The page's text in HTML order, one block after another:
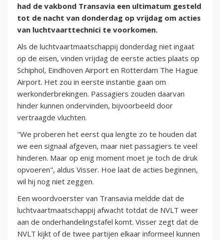
had de vakbond Transavia een ultimatum gesteld
tot de nacht van donderdag op vrijdag om acties
van luchtvaarttechnici te voorkomen.
Als de luchtvaartmaatschappij donderdag niet ingaat
op de eisen, vinden vrijdag de eerste acties plaats op
Schiphol, Eindhoven Airport en Rotterdam The Hague
Airport. Het zou in eerste instantie gaan om
werkonderbrekingen. Passagiers zouden daarvan
hinder kunnen ondervinden, bijvoorbeeld door
vertraagde vluchten.
"We proberen het eerst qua lengte zo te houden dat
we een signaal afgeven, maar niet passagiers te veel
hinderen. Maar op enig moment moet je toch de druk
opvoeren", aldus Visser. Hoe laat de acties beginnen,
wil hij nog niet zeggen.
Een woordvoerster van Transavia meldde dat de
luchtvaartmaatschappij afwacht totdat de NVLT weer
aan de onderhandelingstafel komt. Visser zegt dat de
NVLT kijkt of de twee partijen elkaar informeel kunnen